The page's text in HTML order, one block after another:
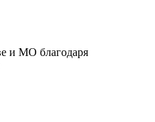
и МО благодаря